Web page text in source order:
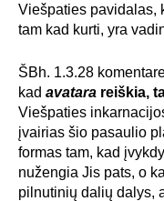
Viešpaties pavidalas,
tam kad kurti, yra
ŠBh. 1.3.28
kad avatara reiškia,
Viešpaties
įvairias šio pasaulio
formas tam, kad
nužengia Jis pats, o
pilnutinių dalių dalys,